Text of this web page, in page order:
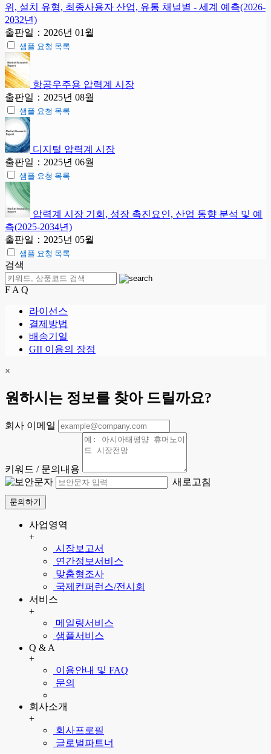
위, 설치 유형, 최종사용자 산업, 유통 채널별 - 세계 예측(2026-
2032년)
출판일：2026년 01월
샘플 요청 목록
항공우주용 압력계 시장
출판일：2025년 08월
샘플 요청 목록
디지털 압력계 시장
출판일：2025년 06월
샘플 요청 목록
압력계 시장 기회, 성장 촉진요인, 산업 동향 분석 및 예
측(2025-2034년)
출판일：2025년 05월
샘플 요청 목록
검색
F A Q
라이선스
결제방법
배송기일
GII 이용의 장점
×
원하시는 정보를 찾아 드릴까요?
회사 이메일
키워드 / 문의내용
새로고침
문의하기
사업영역
+
시장보고서
연간정보서비스
맞춤형조사
국제컨퍼런스/전시회
서비스
+
메일링서비스
샘플서비스
Q & A
+
이용안내 및 FAQ
문의
회사소개
+
회사프로필
글로벌파트너